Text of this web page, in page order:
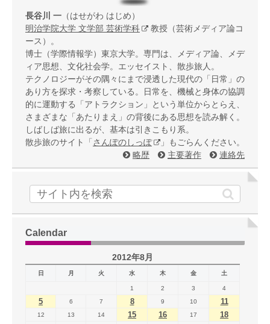
長谷川 一 （はせがわ はじめ）
明治学院大学 文学部 芸術学科
教授（芸術メディア論コ
ース）。
博士（学際情報学）東京大学。専門は、メディア論、メデ
ィア思想、文化社会学。エッセイスト、散歩旅人。
テクノロジーがその隅々にまで浸透した現代の「日常」の
あり方を探求・考察している。日常を、機械と身体の協調
的に運動する「アトラクション」という単位からとらえ、
さまざまな「あたりまえ」の背後にある思想を読み解く。
しばしば旅に出るが、基本は引きこもり系。
散歩旅のサイト「 さんぽのしっぽ
」もごらんください。
略歴
主要著作 連絡先
Calendar
2012年8月
日 月 火 水 木 金 土
1 2 3 4
5 6 7 8 9 10 11
12 13 14 15 16 17 18